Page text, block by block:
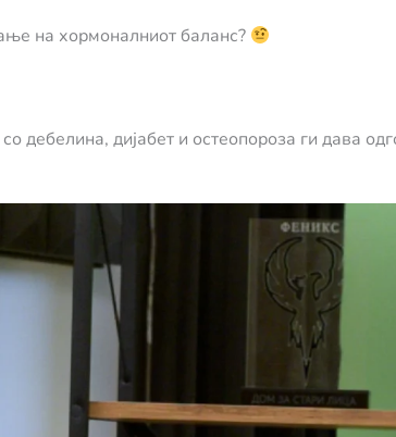
на хормоналниот баланс?
дебелина, дијабет и остеопороза ги дава